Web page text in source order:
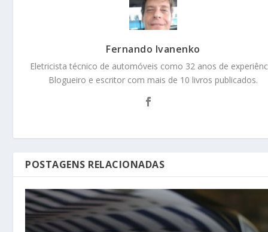
Fernando Ivanenko
Eletricista técnico de automóveis como 32 anos de
Blogueiro e escritor com mais de 10 livros publicados.
POSTAGENS RELACIONADAS